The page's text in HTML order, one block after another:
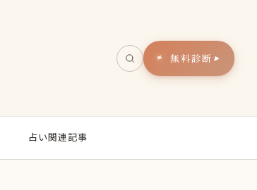
無料診断 ▸
占い関連記事